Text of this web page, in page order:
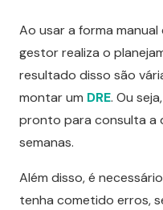
Ao usar a forma
gestor realiza o
resultado disso são
montar um DRE. Ou
pronto para consulta a
semanas.
Além disso, é
tenha cometido erros,